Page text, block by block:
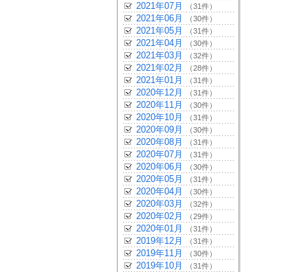
2021年07月 （31件）
2021年06月 （30件）
2021年05月 （31件）
2021年04月 （30件）
2021年03月 （32件）
2021年02月 （28件）
2021年01月 （31件）
2020年12月 （31件）
2020年11月 （30件）
2020年10月 （31件）
2020年09月 （30件）
2020年08月 （31件）
2020年07月 （31件）
2020年06月 （30件）
2020年05月 （31件）
2020年04月 （30件）
2020年03月 （32件）
2020年02月 （29件）
2020年01月 （31件）
2019年12月 （31件）
2019年11月 （30件）
2019年10月 （31件）